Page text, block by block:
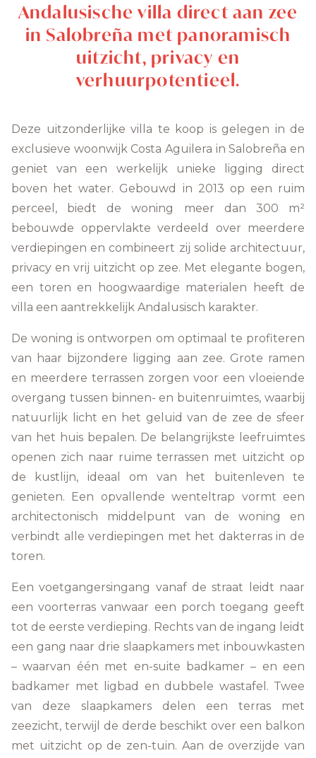
Andalusische villa direct aan zee
in Salobreña met panoramisch
uitzicht, privacy en
verhuurpotentieel.
Deze uitzonderlijke villa te koop is gelegen in de
exclusieve woonwijk Costa Aguilera in Salobreña en
geniet van een werkelijk unieke ligging direct
boven het water. Gebouwd in 2013 op een ruim
perceel, biedt de woning meer dan 300 m²
bebouwde oppervlakte verdeeld over meerdere
verdiepingen en combineert zij solide architectuur,
privacy en vrij uitzicht op zee. Met elegante bogen,
een toren en hoogwaardige materialen heeft de
villa een aantrekkelijk Andalusisch karakter.
De woning is ontworpen om optimaal te profiteren
van haar bijzondere ligging aan zee. Grote ramen
en meerdere terrassen zorgen voor een vloeiende
overgang tussen binnen- en buitenruimtes, waarbij
natuurlijk licht en het geluid van de zee de sfeer
van het huis bepalen. De belangrijkste leefruimtes
openen zich naar ruime terrassen met uitzicht op
de kustlijn, ideaal om van het buitenleven te
genieten. Een opvallende wenteltrap vormt een
architectonisch middelpunt van de woning en
verbindt alle verdiepingen met het dakterras in de
toren.
Een voetgangersingang vanaf de straat leidt naar
een voorterras vanwaar een porch toegang geeft
tot de eerste verdieping. Rechts van de ingang leidt
een gang naar drie slaapkamers met inbouwkasten
– waarvan één met en-suite badkamer – en een
badkamer met ligbad en dubbele wastafel. Twee
van deze slaapkamers delen een terras met
zeezicht, terwijl de derde beschikt over een balkon
met uitzicht op de zen-tuin. Aan de overzijde van